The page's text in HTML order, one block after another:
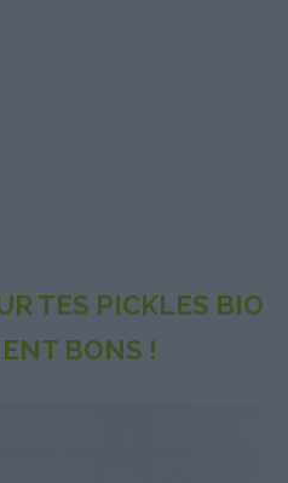
TES PICKLES BIO
BONS !